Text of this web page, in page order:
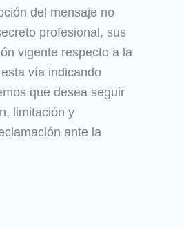
del mensaje no
profesional, sus
vigente respecto a la
vía indicando
que desea seguir
limitación y
ante la